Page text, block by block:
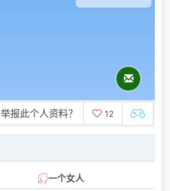
举报此个人资料？ 12
一个女人